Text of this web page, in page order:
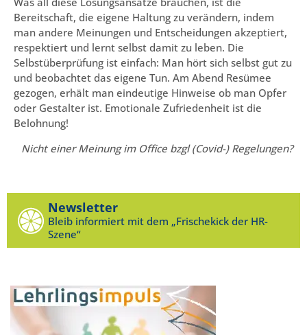
Bereitschaft, die eigene Haltung zu verändern, indem
man andere Meinungen und Entscheidungen akzeptiert,
respektiert und lernt selbst damit zu leben. Die
Selbstüberprüfung ist einfach: Man hört sich selbst gut zu
und beobachtet das eigene Tun. Am Abend Resümee
gezogen, erhält man eindeutige Hinweise ob man Opfer
oder Gestalter ist. Emotionale Zufriedenheit ist die
Belohnung!
Nicht einer Meinung im Office bzgl (Covid-) Regelungen?
Newsletter
Bleib informiert mit dem „Frischekick der HR-
Szene“